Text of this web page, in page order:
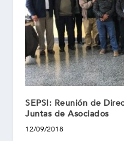
SEPSI: Reunión de
Juntas de Asociados
12/09/2018